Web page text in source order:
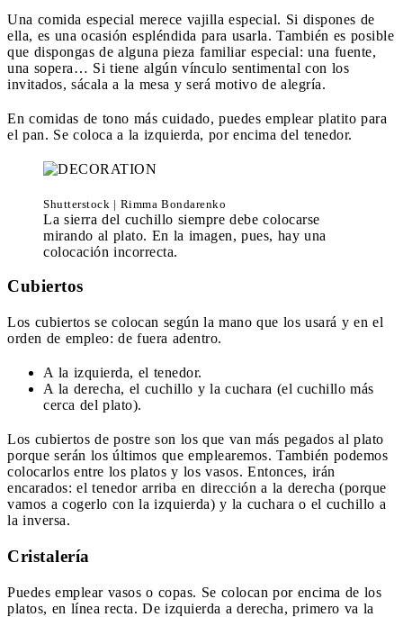
Una comida especial merece vajilla especial. Si dispones de
ella, es una ocasión espléndida para usarla. También es posible
que dispongas de alguna pieza familiar especial: una fuente,
una sopera… Si tiene algún vínculo sentimental con los
invitados, sácala a la mesa y será motivo de alegría.
En comidas de tono más cuidado, puedes emplear platito para
el pan. Se coloca a la izquierda, por encima del tenedor.
Shutterstock | Rimma Bondarenko
La sierra del cuchillo siempre debe colocarse
mirando al plato. En la imagen, pues, hay una
colocación incorrecta.
Cubiertos
Los cubiertos se colocan según la mano que los usará y en el
orden de empleo: de fuera adentro.
A la izquierda, el tenedor.
A la derecha, el cuchillo y la cuchara (el cuchillo más
cerca del plato).
Los cubiertos de postre son los que van más pegados al plato
porque serán los últimos que emplearemos. También podemos
colocarlos entre los platos y los vasos. Entonces, irán
encarados: el tenedor arriba en dirección a la derecha (porque
vamos a cogerlo con la izquierda) y la cuchara o el cuchillo a
la inversa.
Cristalería
Puedes emplear vasos o copas. Se colocan por encima de los
platos, en línea recta. De izquierda a derecha, primero va la